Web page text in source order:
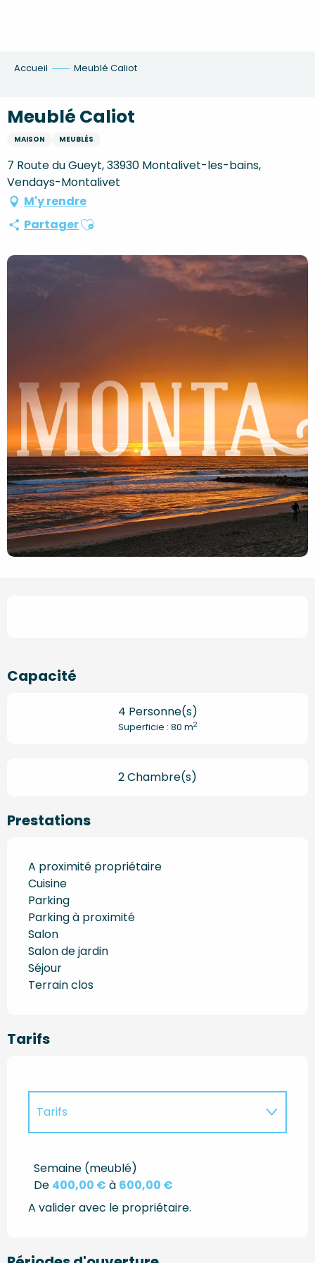
Accueil Meublé Caliot
Meublé Caliot
MAISON MEUBLÉS
7 Route du Gueyt, 33930 Montalivet-les-bains,
Vendays-Montalivet
M'y rendre
PartagerAjouter aux favoris
Capacité
4 Personne(s)
Superficie : 80 m2
2 Chambre(s)
Prestations
A proximité propriétaire
Cuisine
Parking
Parking à proximité
Salon
Salon de jardin
Séjour
Terrain clos
Tarifs
Tarifs
Semaine (meublé)
De 400,00 € à 600,00 €
A valider avec le propriétaire.